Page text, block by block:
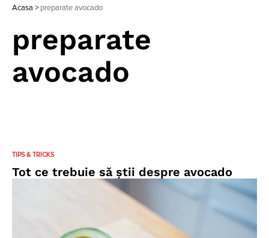
Acasa > preparate avocado
preparate
avocado
TIPS & TRICKS
Tot ce trebuie să știi despre avocado